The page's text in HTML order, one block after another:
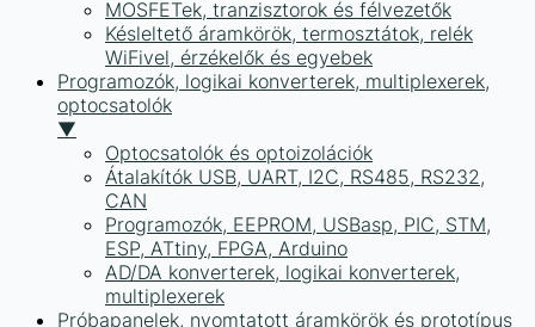
MOSFETek, tranzisztorok és félvezetők
Késleltető áramkörök, termosztátok, relék
WiFivel, érzékelők és egyebek
Programozók, logikai konverterek, multiplexerek,
optocsatolók
▼
Optocsatolók és optoizolációk
Átalakítók USB, UART, I2C, RS485, RS232,
CAN
Programozók, EEPROM, USBasp, PIC, STM,
ESP, ATtiny, FPGA, Arduino
AD/DA konverterek, logikai konverterek,
multiplexerek
Próbapanelek, nyomtatott áramkörök és prototípus